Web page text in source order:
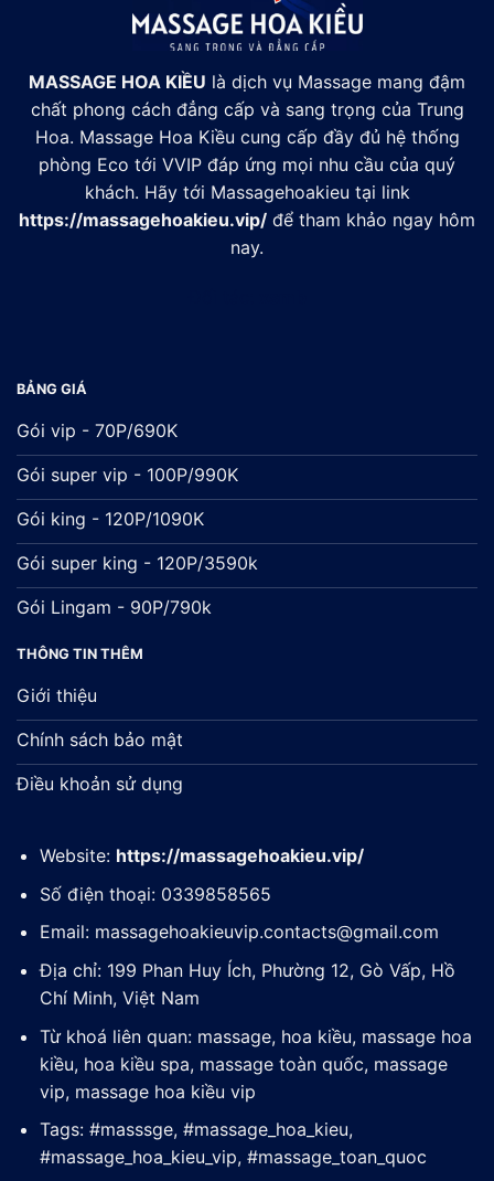
MASSAGE HOA KIỀU là dịch vụ Massage mang đậm
chất phong cách đẳng cấp và sang trọng của Trung
Hoa. Massage Hoa Kiều cung cấp đầy đủ hệ thống
phòng Eco tới VVIP đáp ứng mọi nhu cầu của quý
khách. Hãy tới Massagehoakieu tại link
https://massagehoakieu.vip/ để tham khảo ngay hôm
nay.
BẢNG GIÁ
Gói vip - 70P/690K
Gói super vip - 100P/990K
Gói king - 120P/1090K
Gói super king - 120P/3590k
Gói Lingam - 90P/790k
THÔNG TIN THÊM
Giới thiệu
Chính sách bảo mật
Điều khoản sử dụng
Website: https://massagehoakieu.vip/
Số điện thoại: 0339858565
Email: massagehoakieuvip.contacts@gmail.com
Địa chỉ: 199 Phan Huy Ích, Phường 12, Gò Vấp, Hồ
Chí Minh, Việt Nam
Từ khoá liên quan: massage, hoa kiều, massage hoa
kiều, hoa kiều spa, massage toàn quốc, massage
vip, massage hoa kiều vip
Tags: #masssge, #massage_hoa_kieu,
#massage_hoa_kieu_vip, #massage_toan_quoc